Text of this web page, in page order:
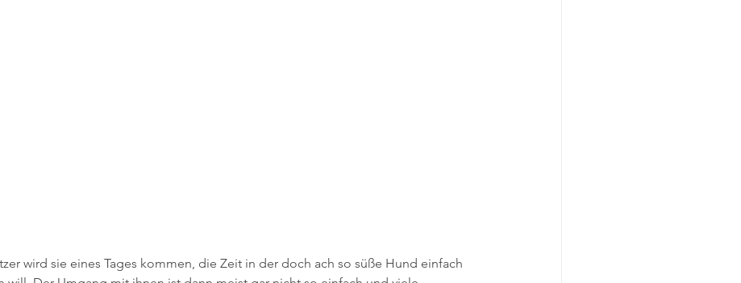
wird sie eines Tages kommen, die Zeit in der doch ach so süße Hund einfach